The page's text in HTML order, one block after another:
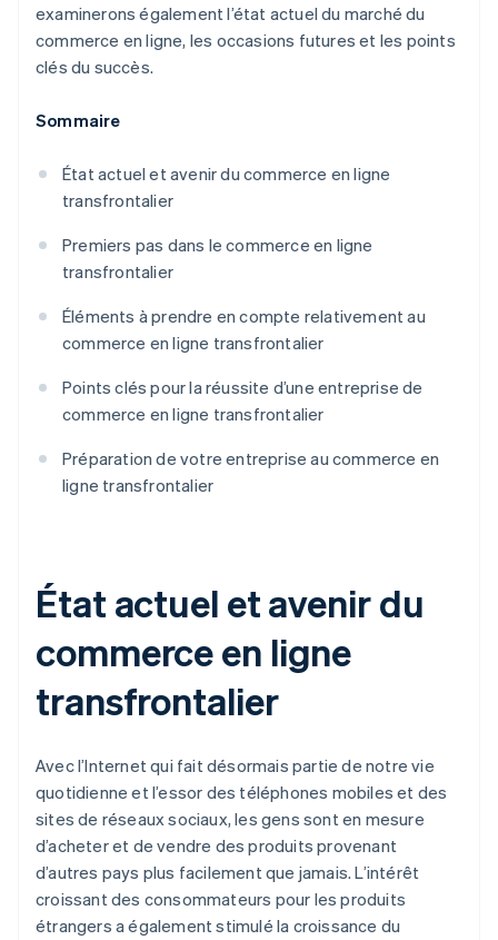
examinerons également l’état actuel du marché du
commerce en ligne, les occasions futures et les points
clés du succès.
Sommaire
État actuel et avenir du commerce en ligne
transfrontalier
Premiers pas dans le commerce en ligne
transfrontalier
Éléments à prendre en compte relativement au
commerce en ligne transfrontalier
Points clés pour la réussite d’une entreprise de
commerce en ligne transfrontalier
Préparation de votre entreprise au commerce en
ligne transfrontalier
État actuel et avenir du
commerce en ligne
transfrontalier
Avec l’Internet qui fait désormais partie de notre vie
quotidienne et l’essor des téléphones mobiles et des
sites de réseaux sociaux, les gens sont en mesure
d’acheter et de vendre des produits provenant
d’autres pays plus facilement que jamais. L’intérêt
croissant des consommateurs pour les produits
étrangers a également stimulé la croissance du